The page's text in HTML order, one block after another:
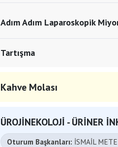
Adım Adım Laparoskopik
Tartışma
Kahve Molası
ÜROJİNEKOLOJİ - ÜRİNER
Oturum Başkanları: İSMAİL